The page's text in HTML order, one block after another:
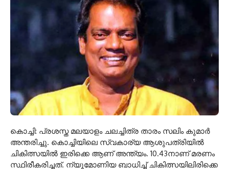
കൊച്ചി: പ്രശസ്ത മലയാളം ചലച്ചിത്ര താരം സലിം കുമാര്‍
അന്തരിച്ചു. കൊച്ചിയിലെ സ്വകാര്യ ആശുപത്രിയില്‍
ചികിത്സയില്‍ ഇരിക്കെ ആണ് അന്ത്യം. 10.43നാണ് മരണം
സ്ഥിരീകരിച്ചത്. ന്യൂമോണിയ ബാധിച്ച് ചികിത്സയിലിരിക്കെ